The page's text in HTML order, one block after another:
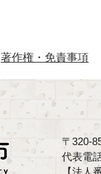
著作権・免責事項
〒320-
代表電